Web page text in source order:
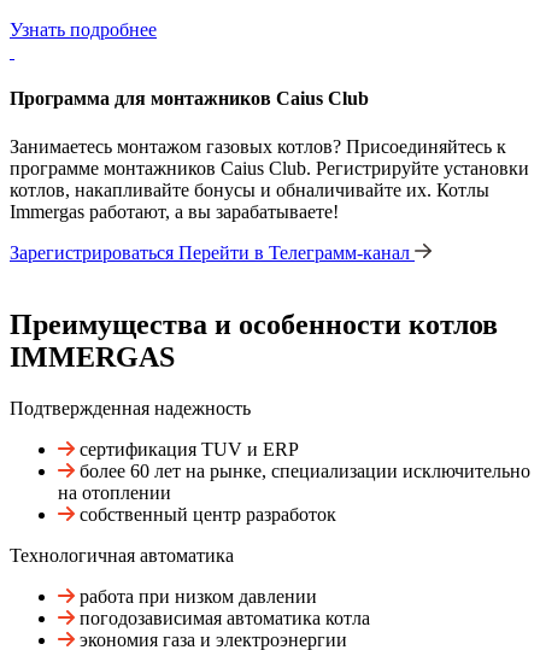
Узнать подробнее
Программа для монтажников Caius Club
Занимаетесь монтажом газовых котлов? Присоединяйтесь к
программе монтажников Caius Club. Регистрируйте установки
котлов, накапливайте бонусы и обналичивайте их. Котлы
Immergas работают, а вы зарабатываете!
Зарегистрироваться Перейти в Телеграмм-канал
Преимущества и особенности котлов
IMMERGAS
Подтвержденная надежность
сертификация TUV и ERP
более 60 лет на рынке, специализации исключительно
на отоплении
собственный центр разработок
Технологичная автоматика
работа при низком давлении
погодозависимая автоматика котла
экономия газа и электроэнергии